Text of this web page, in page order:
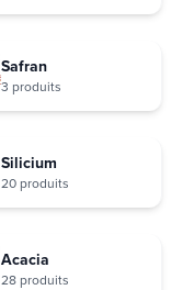
Safran
3 produits
Silicium
20 produits
Acacia
28 produits